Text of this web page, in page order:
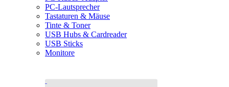
PC-Lautsprecher
Tastaturen & Mäuse
Tinte & Toner
USB Hubs & Cardreader
USB Sticks
Monitore